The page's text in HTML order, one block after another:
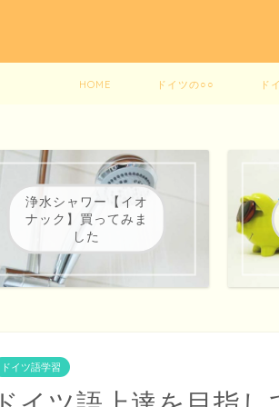
HOME ドイツの○○ ド
浄水シャワー【イオ
ナック】買ってみま
した
ドイツ語学習